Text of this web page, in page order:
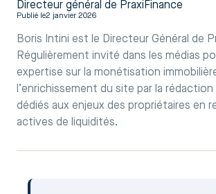
Directeur général de PraxiFinance
Publié le2 janvier 2026
Boris Intini est le Directeur Général de
Régulièrement invité dans les médias
expertise sur la monétisation
l’enrichissement du site par la rédaction
dédiés aux enjeux des propriétaires en
actives de liquidités.